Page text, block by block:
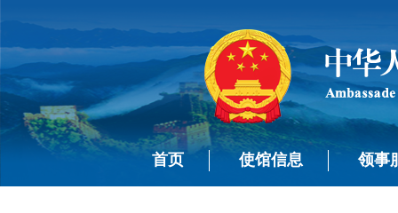
首页 使馆信息 领事